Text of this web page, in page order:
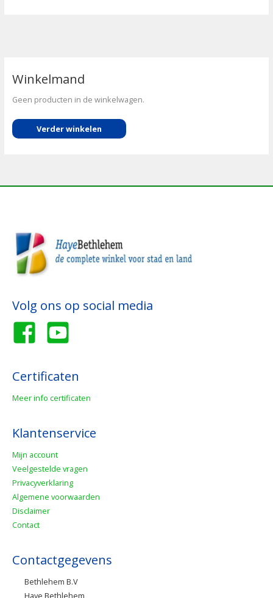
Winkelmand
Geen producten in de winkelwagen.
Verder winkelen
Volg ons op social media
Certificaten
Meer info certificaten
Klantenservice
Mijn account
Veelgestelde vragen
Privacyverklaring
Algemene voorwaarden
Disclaimer
Contact
Contactgegevens
Bethlehem B.V
Haye Bethlehem